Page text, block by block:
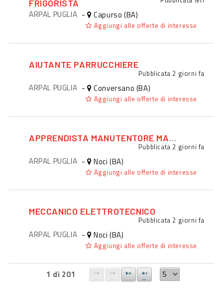
FRIGORISTA
ARPAL PUGLIA - Capurso (BA)
Aggiungi alle offerte di interesse
AIUTANTE PARRUCCHIERE
Pubblicata 2 giorni fa
ARPAL PUGLIA - Conversano (BA)
Aggiungi alle offerte di interesse
APPRENDISTA MANUTENTORE MACCHINARI
Pubblicata 2 giorni fa
ARPAL PUGLIA - Noci (BA)
Aggiungi alle offerte di interesse
MECCANICO ELETTROTECNICO
Pubblicata 2 giorni fa
ARPAL PUGLIA - Noci (BA)
Aggiungi alle offerte di interesse
1 di 201